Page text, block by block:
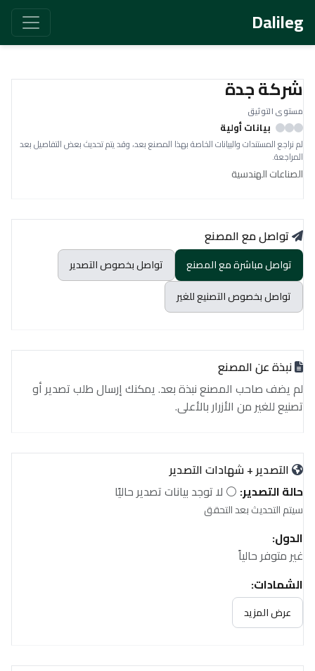
Dalileg
شركة جدة
مستوى التوثيق
بيانات أولية
لم نراجع المستندات والبيانات الخاصة بهذا المصنع بعد، وقد يتم تحديث بعض التفاصيل بعد
المراجعة.
الصناعات الهندسية
تواصل مع المصنع
تواصل مباشرة مع المصنع
تواصل بخصوص التصدير
تواصل بخصوص التصنيع للغير
نبذة عن المصنع
لم يضف صاحب المصنع نبذة بعد. يمكنك إرسال طلب تصدير أو
تصنيع للغير من الأزرار بالأعلى.
التصدير + شهادات التصدير
حالة التصدير: ⚪ لا توجد بيانات تصدير حاليًا
سيتم التحديث بعد التحقق
الدول:
غير متوفر حالياً
الشهادات:
غير متوفر حالياً
عرض المزيد